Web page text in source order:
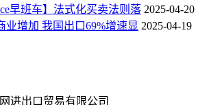
早班车】法式化买卖法则落 2025-04-20
业增加 我国出口69%增速显 2025-04-19
进出口贸易有限公司